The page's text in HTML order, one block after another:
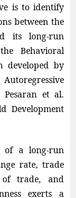
is to identify
between the
its long-run
Behavioral
developed by
et al.
Development
of a long-run
rate, trade
of trade, and
exerts a